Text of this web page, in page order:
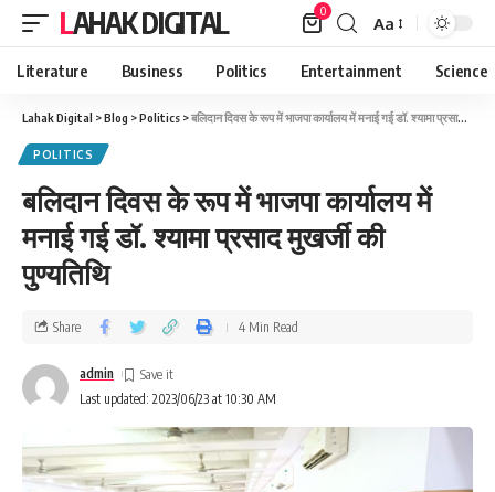
LAHAK DIGITAL 0
Aa
Literature Business Politics Entertainment Science
Lahak Digital >Blog >Politics >बलिदान दिवस के रूप में भाजपा कार्यालय में मनाई गई डॉ. श्यामा प्रसाद मुखर्जी की पुण्यतिथि
POLITICS
बलिदान दिवस के रूप में भाजपा कार्यालय में
मनाई गई डॉ. श्यामा प्रसाद मुखर्जी की
पुण्यतिथि
Last updated: 2023/06/23 at 10:30 AM
admin
Share 4 Min Read